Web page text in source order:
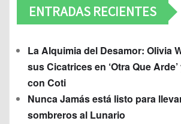
ENTRADAS RECIENTES
La Alquimia del Desamor: Olivia
sus Cicatrices en ‘Otra Que
con Coti
Nunca Jamás está listo para
sombreros al Lunario